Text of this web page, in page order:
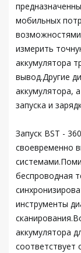
мобильных
измерить
аккумулятора
вывод.Другие
аккумулятора,
запуска и
Запуск BST -
своевременно
беспроводная
инструменты
аккумулятора
соответствует